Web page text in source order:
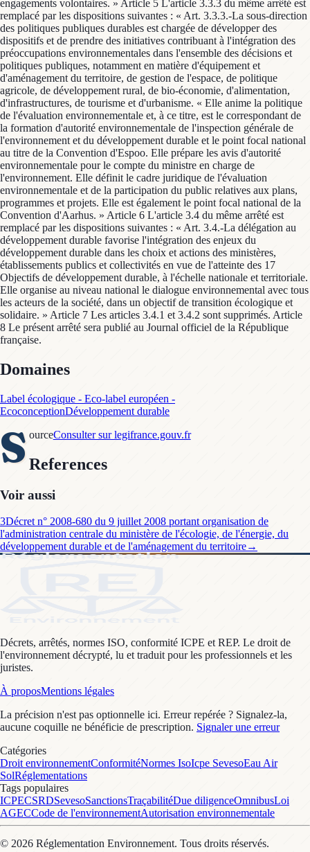
engagements volontaires. » Article 5 L'article 3.3.3 du même arrêté est
remplacé par les dispositions suivantes : « Art. 3.3.3.-La sous-direction
des politiques publiques durables est chargée de développer des
dispositifs et de prendre des initiatives contribuant à l'intégration des
préoccupations environnementales dans l'ensemble des décisions et
politiques publiques, notamment en matière d'équipement et
d'aménagement du territoire, de gestion de l'espace, de politique
agricole, de développement rural, de bio-économie, d'alimentation,
d'infrastructures, de tourisme et d'urbanisme. « Elle anime la politique
de l'évaluation environnementale et, à ce titre, est le correspondant de
la formation d'autorité environnementale de l'inspection générale de
l'environnement et du développement durable et le point focal national
au titre de la Convention d'Espoo. Elle prépare les avis d'autorité
environnementale pour le compte du ministre en charge de
l'environnement. Elle définit le cadre juridique de l'évaluation
environnementale et de la participation du public relatives aux plans,
programmes et projets. Elle est également le point focal national de la
Convention d'Aarhus. » Article 6 L'article 3.4 du même arrêté est
remplacé par les dispositions suivantes : « Art. 3.4.-La délégation au
développement durable favorise l'intégration des enjeux du
développement durable dans les choix et actions des ministères,
établissements publics et collectivités en vue de l'atteinte des 17
Objectifs de développement durable, à l'échelle nationale et territoriale.
Elle organise au niveau national le dialogue environnemental avec tous
les acteurs de la société, dans un objectif de transition écologique et
solidaire. » Article 7 Les articles 3.4.1 et 3.4.2 sont supprimés. Article
8 Le présent arrêté sera publié au Journal officiel de la République
française.
Domaines
Label écologique - Eco-label européen -
EcoconceptionDéveloppement durable
S ourceConsulter sur legifrance.gouv.fr
References
Voir aussi
3Décret n° 2008-680 du 9 juillet 2008 portant organisation de
l'administration centrale du ministère de l'écologie, de l'énergie, du
développement durable et de l'aménagement du territoire→
Décrets, arrêtés, normes ISO, conformité ICPE et REP. Le droit de
l'environnement décrypté, lu et traduit pour les professionnels et les
juristes.
À proposMentions légales
La précision n'est pas optionnelle ici. Erreur repérée ? Signalez-la,
aucune coquille ne bénéficie de prescription. Signaler une erreur
Catégories
Droit environnementConformitéNormes IsoIcpe SevesoEau Air
SolRéglementations
Tags populaires
ICPECSRDSevesoSanctionsTraçabilitéDue diligenceOmnibusLoi
AGECCode de l'environnementAutorisation environnementale
© 2026 Réglementation Environnement. Tous droits réservés.